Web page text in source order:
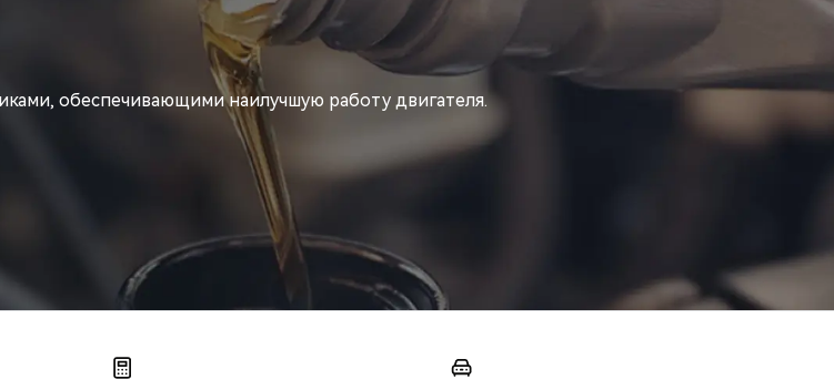
обеспечивающими наилучшую работу двигателя.